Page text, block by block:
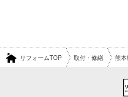
リフォームTOP 取付・修繕 熊